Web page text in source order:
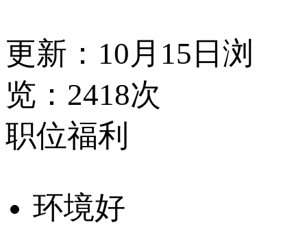
更新：10月15日 浏
览：2418次
职位福利
环境好